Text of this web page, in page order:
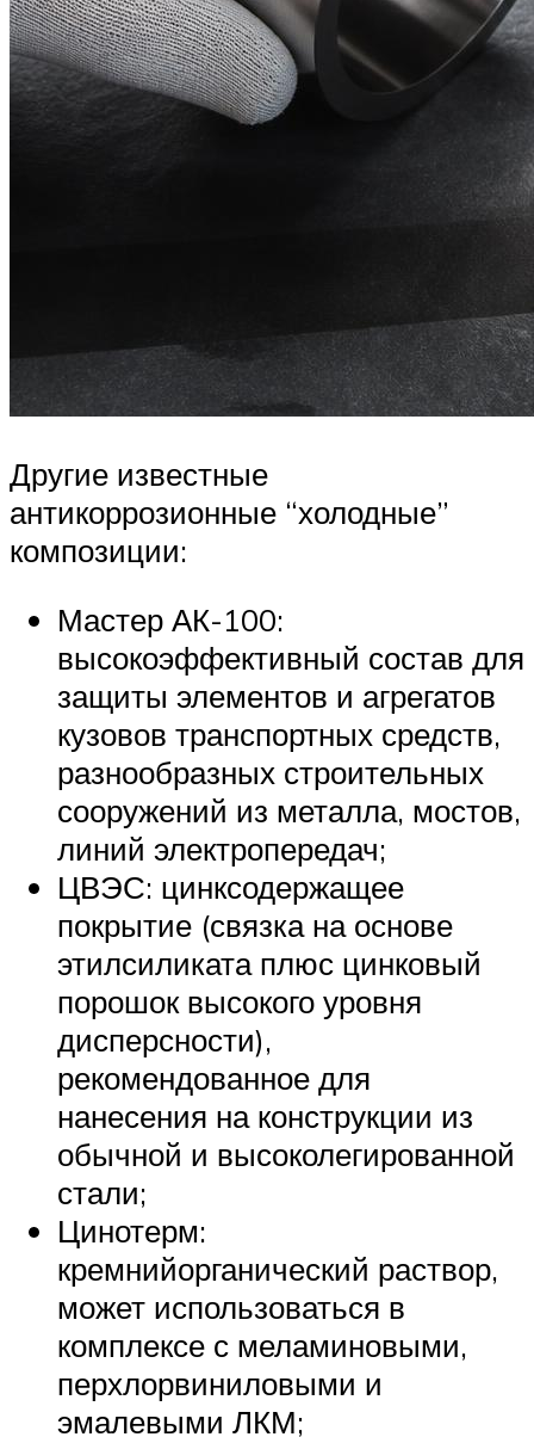
Другие известные
антикоррозионные “холодные”
композиции:
Мастер АК-100:
высокоэффективный состав для
защиты элементов и агрегатов
кузовов транспортных средств,
разнообразных строительных
сооружений из металла, мостов,
линий электропередач;
ЦВЭС: цинксодержащее
покрытие (связка на основе
этилсиликата плюс цинковый
порошок высокого уровня
дисперсности),
рекомендованное для
нанесения на конструкции из
обычной и высоколегированной
стали;
Цинотерм:
кремнийорганический раствор,
может использоваться в
комплексе с меламиновыми,
перхлорвиниловыми и
эмалевыми ЛКМ;